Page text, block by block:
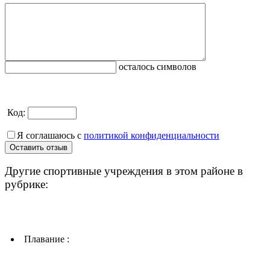
осталось символов
Код:
Я соглашаюсь с политикой конфиденциальности
Другие спортивные учреждения в этом районе в
рубрике:
Плавание :